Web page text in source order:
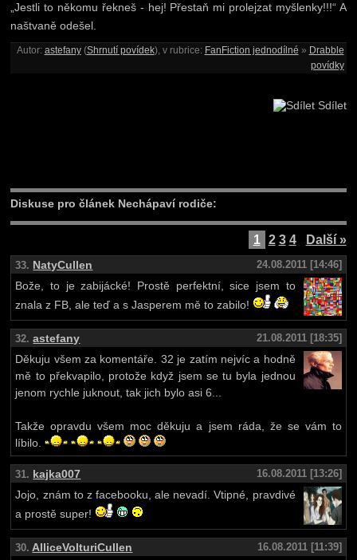
„Jestli to někomu řekneš - hej! Přestaň mi prolejzat myšlenky!!!“ A
naštvaně odešel.
Autor: astefany(Shrnutí povídek), v rubrice: FanFiction jednodílné » Drabble
povídky
Sdílet
Diskuse pro článek Nechápaví rodiče:
1 2 3 4 Další »
33. NatyCullen
24.08.2011 [14:46]
Bože, to je zabijácké! Prostě perfektní, sice jsem to
znala z FB, ale teď a s Jasperem mě to zabilo!
32. astefany
21.08.2011 [18:35]
Děkuju všem za komentáře. 32 je zatím nejvíc a hodně
mě to překvapilo, protože když jsem se tu byla jednou
jenom rychle juknout, tak jich bylo asi 6...
Takže opravdu všem moc děkuju a jsem ráda, že se vám to
líbilo.
31. kajka007
16.08.2011 [13:26]
Jojo, znám to z facebooku, ale nevadí. Vtipné, pravdivé
a prostě super!
30. AlliceVolturiCullen 16.08.2011 [11:39]